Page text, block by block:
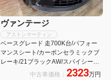
ヴァンテージ
アストンマーティン
ベースグレード 走700K台/パフォー
マンスシート/カーボンセラミックブ
レーキ/21ブラックAW/スパイシーレ
ッド内装/スモークドテールライト/ダ
中古車価格： 2323万円